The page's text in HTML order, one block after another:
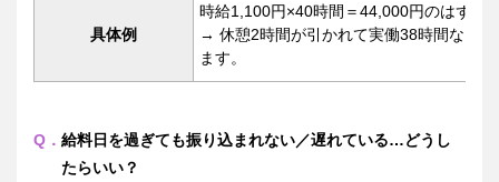
具体例
時給1,100円×40時間＝44,000円のはず
→ 休憩2時間が引かれて実働38時間なら
ます。
Q． 給料日を過ぎても振り込まれない／遅れている…どうし
たらいい？